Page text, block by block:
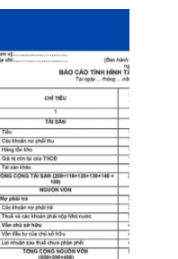
016 336 Liên hệ